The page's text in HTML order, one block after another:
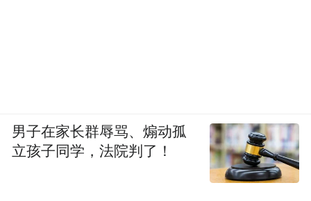
男子在家长群辱骂、煽动孤
立孩子同学，法院判了！